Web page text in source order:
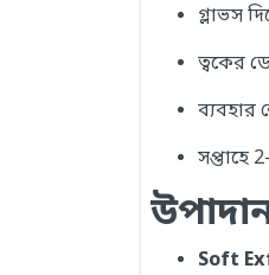
গ্লাভস
ত্বকের
ব্যবহার
সপ্তাহে
Soft